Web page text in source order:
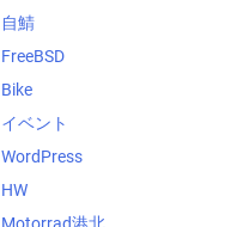
自鯖
FreeBSD
Bike
イベント
WordPress
HW